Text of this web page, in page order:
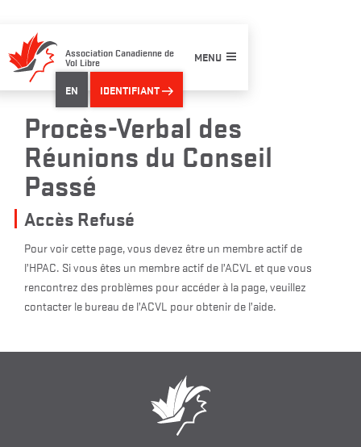
content
Association Canadienne de
Vol Libre MENU
EN IDENTIFIANT
Procès-Verbal des
Réunions du Conseil
Passé
Accès Refusé
Pour voir cette page, vous devez être un membre actif de
l’HPAC. Si vous êtes un membre actif de l’ACVL et que vous
rencontrez des problèmes pour accéder à la page, veuillez
contacter le bureau de l’ACVL pour obtenir de l’aide.